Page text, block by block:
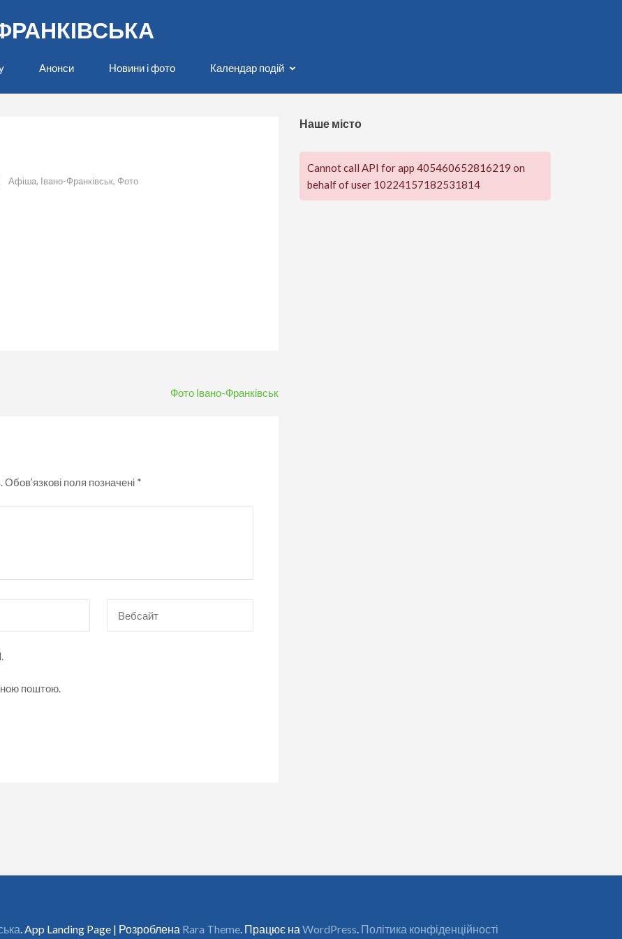
Анонси Новини і фото Календар подій
Афіша, Івано-Франківськ, Фото
Фото Івано-Франківськ
Обов’язкові поля позначені *
поштою.
Наше місто
Cannot call API for app 405460652816219 on
behalf of user 10224157182531814
. App Landing Page | Розроблена Rara Theme. Працює на WordPress. Політика конфіденційності